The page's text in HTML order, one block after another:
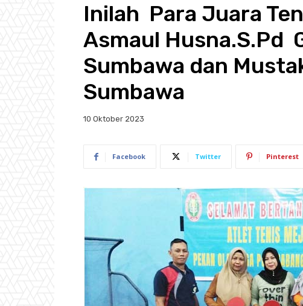
Inilah Para Juara
Asmaul Husna.S.Pd
Sumbawa dan
Sumbawa
10 Oktober 2023
Facebook Twitter Pinterest